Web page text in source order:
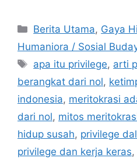
C
a
e
g
o
r
i
e
s
Berita Utama, Gaya
Humaniora / Sosial
T
a
s
apa itu privilege, arti
berangkat dari nol,
indonesia, meritokrasi
dari nol, mitos
hidup susah, privilege
privilege dan kerja keras,